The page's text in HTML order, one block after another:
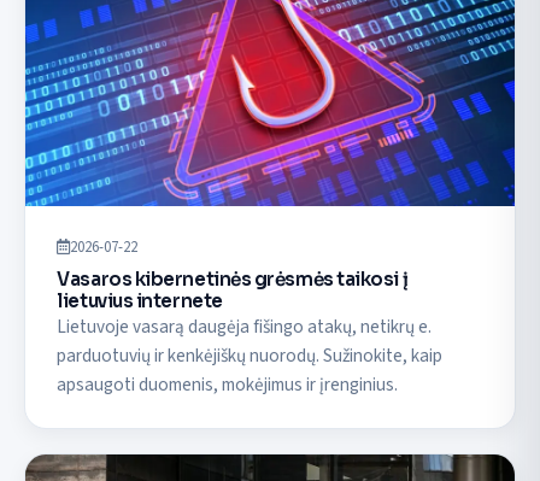
2026-07-22
Vasaros kibernetinės grėsmės taikosi į
lietuvius internete
Lietuvoje vasarą daugėja fišingo atakų, netikrų e.
parduotuvių ir kenkėjiškų nuorodų. Sužinokite, kaip
apsaugoti duomenis, mokėjimus ir įrenginius.